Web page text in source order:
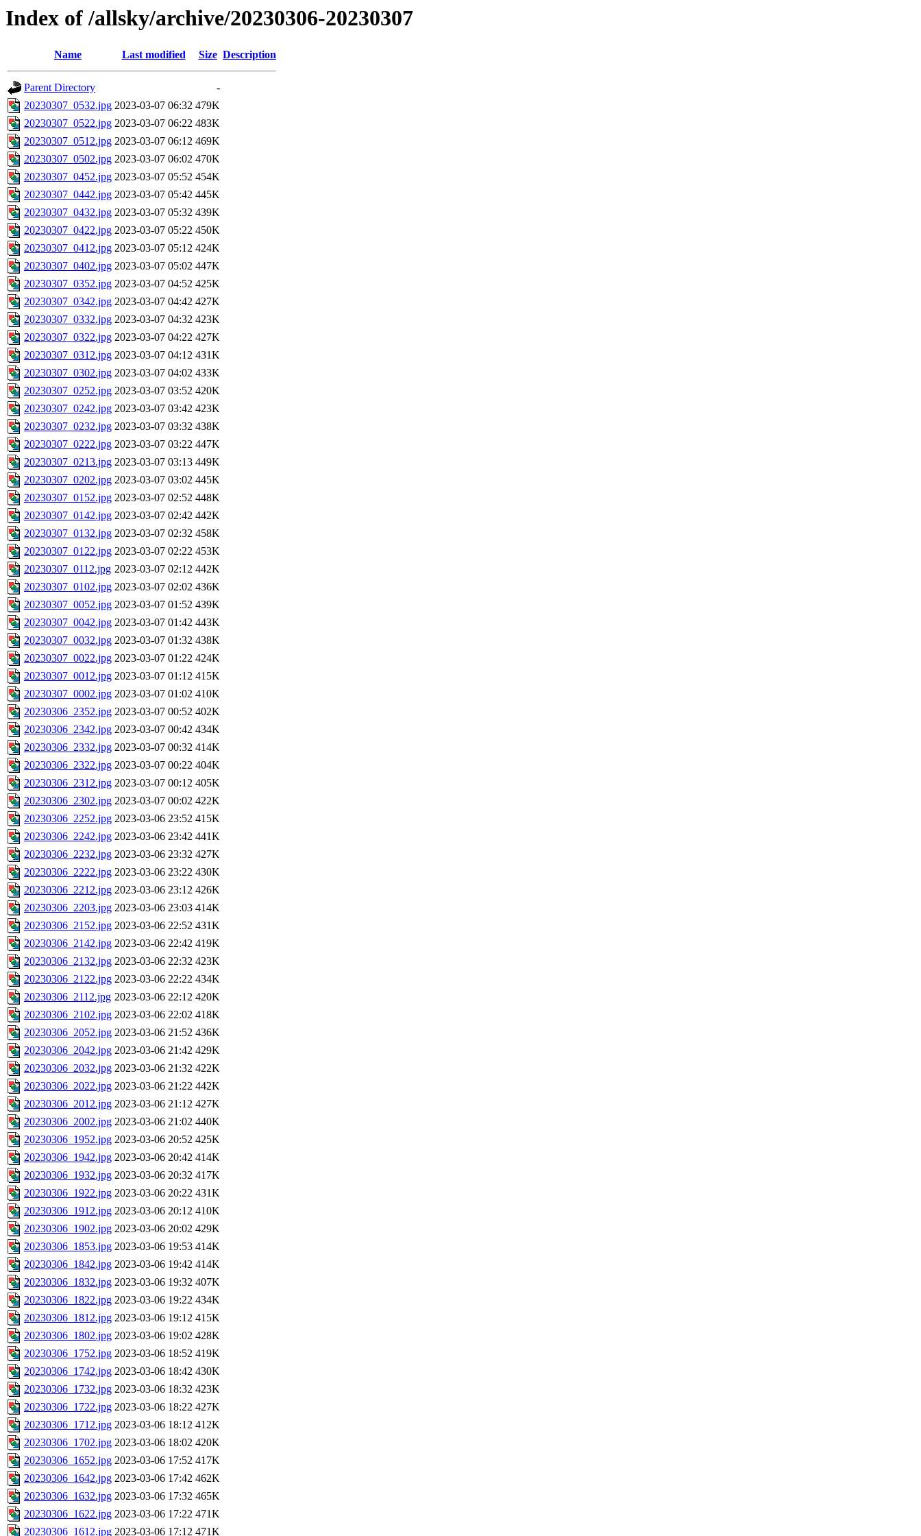
Index of /allsky/archive/20230306-20230307
Name Last modified Size Description
Parent Directory
-
20230307_0532.jpg 2023-03-07 06:32 479K
20230307_0522.jpg 2023-03-07 06:22 483K
20230307_0512.jpg 2023-03-07 06:12 469K
20230307_0502.jpg 2023-03-07 06:02 470K
20230307_0452.jpg 2023-03-07 05:52 454K
20230307_0442.jpg 2023-03-07 05:42 445K
20230307_0432.jpg 2023-03-07 05:32 439K
20230307_0422.jpg 2023-03-07 05:22 450K
20230307_0412.jpg 2023-03-07 05:12 424K
20230307_0402.jpg 2023-03-07 05:02 447K
20230307_0352.jpg 2023-03-07 04:52 425K
20230307_0342.jpg 2023-03-07 04:42 427K
20230307_0332.jpg 2023-03-07 04:32 423K
20230307_0322.jpg 2023-03-07 04:22 427K
20230307_0312.jpg 2023-03-07 04:12 431K
20230307_0302.jpg 2023-03-07 04:02 433K
20230307_0252.jpg 2023-03-07 03:52 420K
20230307_0242.jpg 2023-03-07 03:42 423K
20230307_0232.jpg 2023-03-07 03:32 438K
20230307_0222.jpg 2023-03-07 03:22 447K
20230307_0213.jpg 2023-03-07 03:13 449K
20230307_0202.jpg 2023-03-07 03:02 445K
20230307_0152.jpg 2023-03-07 02:52 448K
20230307_0142.jpg 2023-03-07 02:42 442K
20230307_0132.jpg 2023-03-07 02:32 458K
20230307_0122.jpg 2023-03-07 02:22 453K
20230307_0112.jpg 2023-03-07 02:12 442K
20230307_0102.jpg 2023-03-07 02:02 436K
20230307_0052.jpg 2023-03-07 01:52 439K
20230307_0042.jpg 2023-03-07 01:42 443K
20230307_0032.jpg 2023-03-07 01:32 438K
20230307_0022.jpg 2023-03-07 01:22 424K
20230307_0012.jpg 2023-03-07 01:12 415K
20230307_0002.jpg 2023-03-07 01:02 410K
20230306_2352.jpg 2023-03-07 00:52 402K
20230306_2342.jpg 2023-03-07 00:42 434K
20230306_2332.jpg 2023-03-07 00:32 414K
20230306_2322.jpg 2023-03-07 00:22 404K
20230306_2312.jpg 2023-03-07 00:12 405K
20230306_2302.jpg 2023-03-07 00:02 422K
20230306_2252.jpg 2023-03-06 23:52 415K
20230306_2242.jpg 2023-03-06 23:42 441K
20230306_2232.jpg 2023-03-06 23:32 427K
20230306_2222.jpg 2023-03-06 23:22 430K
20230306_2212.jpg 2023-03-06 23:12 426K
20230306_2203.jpg 2023-03-06 23:03 414K
20230306_2152.jpg 2023-03-06 22:52 431K
20230306_2142.jpg 2023-03-06 22:42 419K
20230306_2132.jpg 2023-03-06 22:32 423K
20230306_2122.jpg 2023-03-06 22:22 434K
20230306_2112.jpg 2023-03-06 22:12 420K
20230306_2102.jpg 2023-03-06 22:02 418K
20230306_2052.jpg 2023-03-06 21:52 436K
20230306_2042.jpg 2023-03-06 21:42 429K
20230306_2032.jpg 2023-03-06 21:32 422K
20230306_2022.jpg 2023-03-06 21:22 442K
20230306_2012.jpg 2023-03-06 21:12 427K
20230306_2002.jpg 2023-03-06 21:02 440K
20230306_1952.jpg 2023-03-06 20:52 425K
20230306_1942.jpg 2023-03-06 20:42 414K
20230306_1932.jpg 2023-03-06 20:32 417K
20230306_1922.jpg 2023-03-06 20:22 431K
20230306_1912.jpg 2023-03-06 20:12 410K
20230306_1902.jpg 2023-03-06 20:02 429K
20230306_1853.jpg 2023-03-06 19:53 414K
20230306_1842.jpg 2023-03-06 19:42 414K
20230306_1832.jpg 2023-03-06 19:32 407K
20230306_1822.jpg 2023-03-06 19:22 434K
20230306_1812.jpg 2023-03-06 19:12 415K
20230306_1802.jpg 2023-03-06 19:02 428K
20230306_1752.jpg 2023-03-06 18:52 419K
20230306_1742.jpg 2023-03-06 18:42 430K
20230306_1732.jpg 2023-03-06 18:32 423K
20230306_1722.jpg 2023-03-06 18:22 427K
20230306_1712.jpg 2023-03-06 18:12 412K
20230306_1702.jpg 2023-03-06 18:02 420K
20230306_1652.jpg 2023-03-06 17:52 417K
20230306_1642.jpg 2023-03-06 17:42 462K
20230306_1632.jpg 2023-03-06 17:32 465K
20230306_1622.jpg 2023-03-06 17:22 471K
20230306_1612.jpg 2023-03-06 17:12 471K